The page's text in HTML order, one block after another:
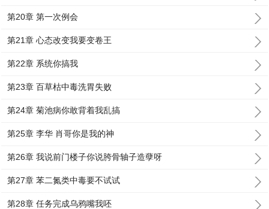
第20章 第一次例会
第21章 心态改变我要变卷王
第22章 系统你搞我
第23章 百草枯中毒洗胃失败
第24章 菊池病你敢背着我乱搞
第25章 李华 肖哥你是我的神
第26章 我说前门楼子你说胯骨轴子造孽呀
第27章 苯二氮类中毒要不试试
第28章 任务完成乌鸦嘴我呸